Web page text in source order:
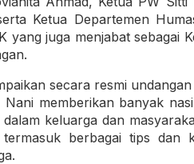
Ketua Departemen
juga menjabat sebagai
secara resmi
memberikan banyak
keluarga dan
berbagai tips dan